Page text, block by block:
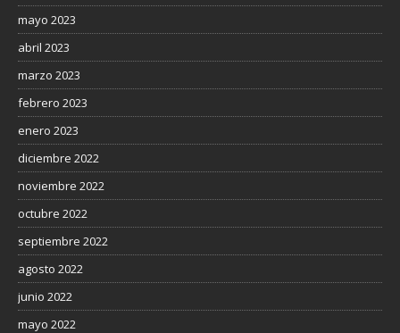
mayo 2023
abril 2023
marzo 2023
febrero 2023
enero 2023
diciembre 2022
noviembre 2022
octubre 2022
septiembre 2022
agosto 2022
junio 2022
mayo 2022